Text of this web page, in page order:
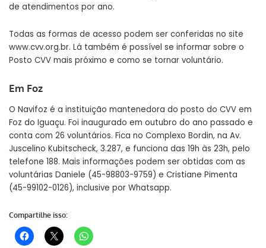
de atendimentos por ano.
Todas as formas de acesso podem ser conferidas no site
www.cvv.org.br. Lá também é possível se informar sobre o
Posto CVV mais próximo e como se tornar voluntário.
Em Foz
O Navifoz é a instituição mantenedora do posto do CVV em
Foz do Iguaçu. Foi inaugurado em outubro do ano passado e
conta com 26 voluntários. Fica no Complexo Bordin, na Av.
Juscelino Kubitscheck, 3.287, e funciona das 19h às 23h, pelo
telefone 188. Mais informações podem ser obtidas com as
voluntárias Daniele (45-98803-9759) e Cristiane Pimenta
(45-99102-0126), inclusive por Whatsapp.
Compartilhe isso: